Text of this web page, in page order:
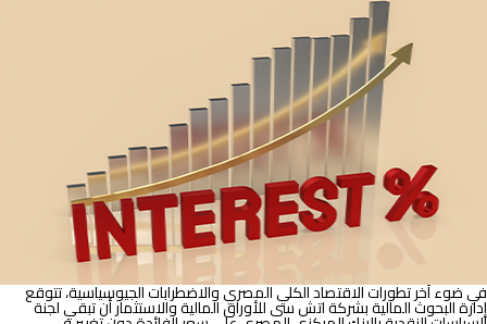
في ضوء آخر تطورات الاقتصاد الكلي المصري والاضطرابات الجيوسياسية، تتوقع
إدارة البحوث المالية بشركة اتش سى للأوراق المالية والاستثمار أن تبقي لجنة